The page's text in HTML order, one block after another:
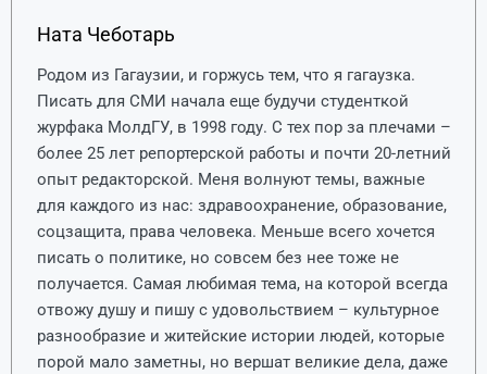
Ната Чеботарь
Родом из Гагаузии, и горжусь тем, что я гагаузка.
Писать для СМИ начала еще будучи студенткой
журфака МолдГУ, в 1998 году. С тех пор за плечами –
более 25 лет репортерской работы и почти 20-летний
опыт редакторской. Меня волнуют темы, важные
для каждого из нас: здравоохранение, образование,
соцзащита, права человека. Меньше всего хочется
писать о политике, но совсем без нее тоже не
получается. Самая любимая тема, на которой всегда
отвожу душу и пишу с удовольствием – культурное
разнообразие и житейские истории людей, которые
порой мало заметны, но вершат великие дела, даже